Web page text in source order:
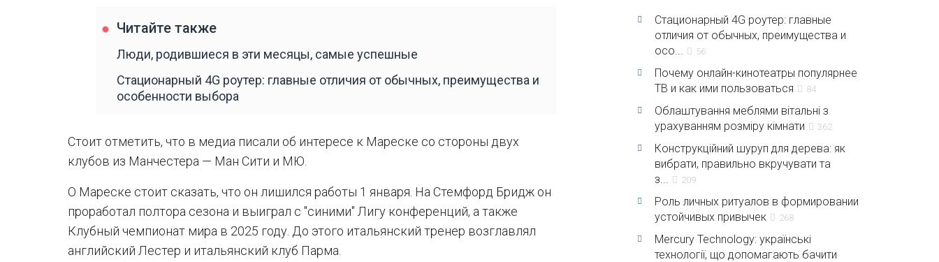
Читайте также
Люди, родившиеся в эти месяцы, самые успешные
Стационарный 4G роутер: главные отличия от обычных, преимущества и
особенности выбора
Стоит отметить, что в медиа писали об интересе к Мареске со стороны двух
клубов из Манчестера — Ман Сити и МЮ.
О Мареске стоит сказать, что он лишился работы 1 января. На Стемфорд Бридж он
проработал полтора сезона и выиграл с "синими" Лигу конференций, а также
Клубный чемпионат мира в 2025 году. До этого итальянский тренер возглавлял
английский Лестер и итальянский клуб Парма.
Стационарный 4G роутер: главные
отличия от обычных, преимущества и
осо...
56
Почему онлайн-кинотеатры популярнее
ТВ и как ими пользоваться
84
Облаштування меблями вітальні з
урахуванням розміру кімнати
362
Конструкційний шуруп для дерева: як
вибрати, правильно вкручувати та
з...
209
Роль личных ритуалов в формировании
устойчивых привычек
268
Mercury Technology: українські
технології, що допомагають бачити